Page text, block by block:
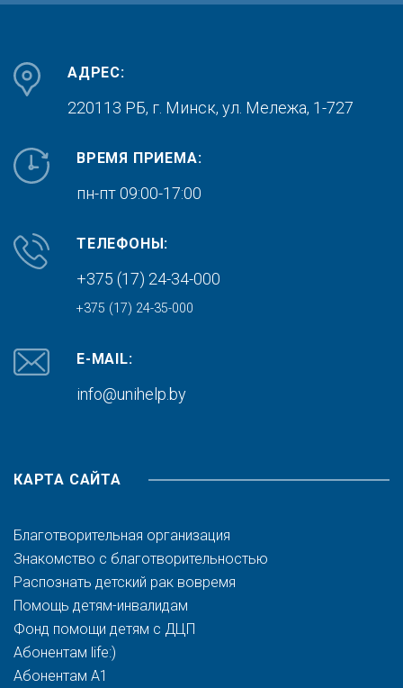
АДРЕС:
220113 РБ, г. Минск, ул. Мележа, 1-727
ВРЕМЯ ПРИЕМА:
пн-пт 09:00-17:00
ТЕЛЕФОНЫ:
+375 (17) 24-34-000
+375 (17) 24-35-000
E-MAIL:
info@unihelp.by
КАРТА САЙТА
Благотворительная организация
Знакомство с благотворительностью
Распознать детский рак вовремя
Помощь детям-инвалидам
Фонд помощи детям с ДЦП
Абонентам life:)
Абонентам A1